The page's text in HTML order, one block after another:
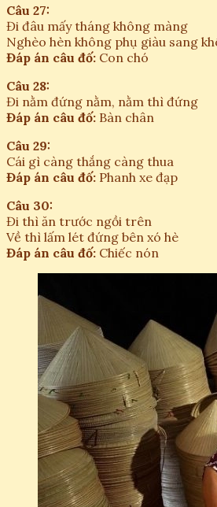
Câu 27:
Đi đâu mấy tháng không màng
Nghèo hèn không phụ giàu sang
Đáp án câu đố: Con chó
Câu 28:
Đi nằm đứng nằm, nằm thì đứng
Đáp án câu đố: Bàn chân
Câu 29:
Cái gì càng thắng càng thua
Đáp án câu đố: Phanh xe đạp
Câu 30:
Đi thì ăn trước ngồi trên
Về thì lấm lét đứng bên xó hè
Đáp án câu đố: Chiếc nón